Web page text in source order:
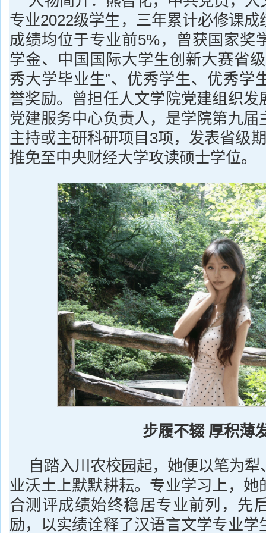
专业2022级学生，三年累计必修课
成绩均位于专业前5%，曾获国家奖
学金、中国国际大学生创新大赛省
秀大学毕业生”、优秀学生、优秀学
誉奖励。曾担任人文学院党建组织发
党建服务中心负责人，是学院第九届
主持或主研科研项目3项，发表省级
推免至中央财经大学攻读硕士学位。
步履不辍 厚积薄
自踏入川农校园起，她便以笔为
业沃土上默默耕耘。专业学习上，她
合测评成绩始终稳居专业前列，先
励，以实绩诠释了汉语言文学专业学